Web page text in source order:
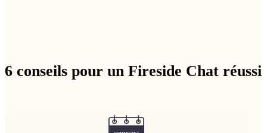
6 conseils pour un Fireside Chat réussi